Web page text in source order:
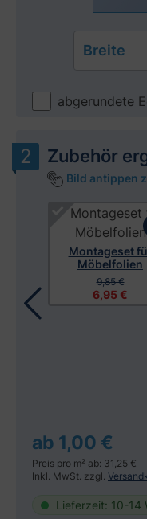
Breite
abgerundete
Zubehör
Bild antippen
Montageset
Möbelfolien
6,95 €
9,85 €
ab 1,00 €
Preis pro m² ab: 31,25 €
Inkl. MwSt. zzgl.
Lieferzeit: 10-14